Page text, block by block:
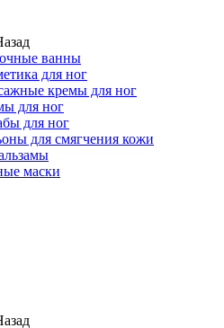
ванны
для ног
кремы для ног
для ног
для ног
для смягчения кожи
маски